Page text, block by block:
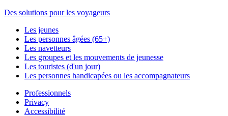
Des solutions pour les voyageurs
Les jeunes
Les personnes âgées (65+)
Les navetteurs
Les groupes et les mouvements de jeunesse
Les touristes (d'un jour)
Les personnes handicapées ou les accompagnateurs
Professionnels
Privacy
Accessibilité